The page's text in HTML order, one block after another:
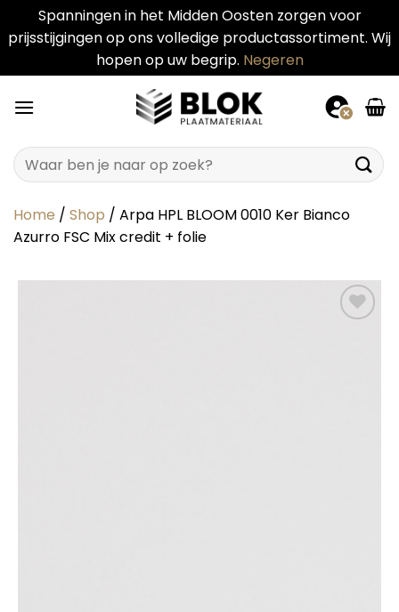
Spanningen in het Midden Oosten zorgen voor
prijsstijgingen op ons volledige productassortiment. Wij
hopen op uw begrip. Negeren
naar
Zoeken
naar:
Home / Shop / Arpa HPL BLOOM 0010 Ker Bianco
Azurro FSC Mix credit + folie